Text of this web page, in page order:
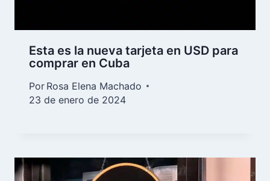
Esta es la nueva tarjeta en USD para
comprar en Cuba
Por Rosa Elena Machado
23 de enero de 2024